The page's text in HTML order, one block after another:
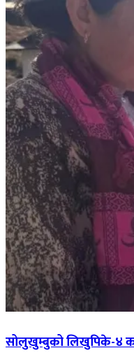
सोलुखुम्बुको लिखुपिके-४